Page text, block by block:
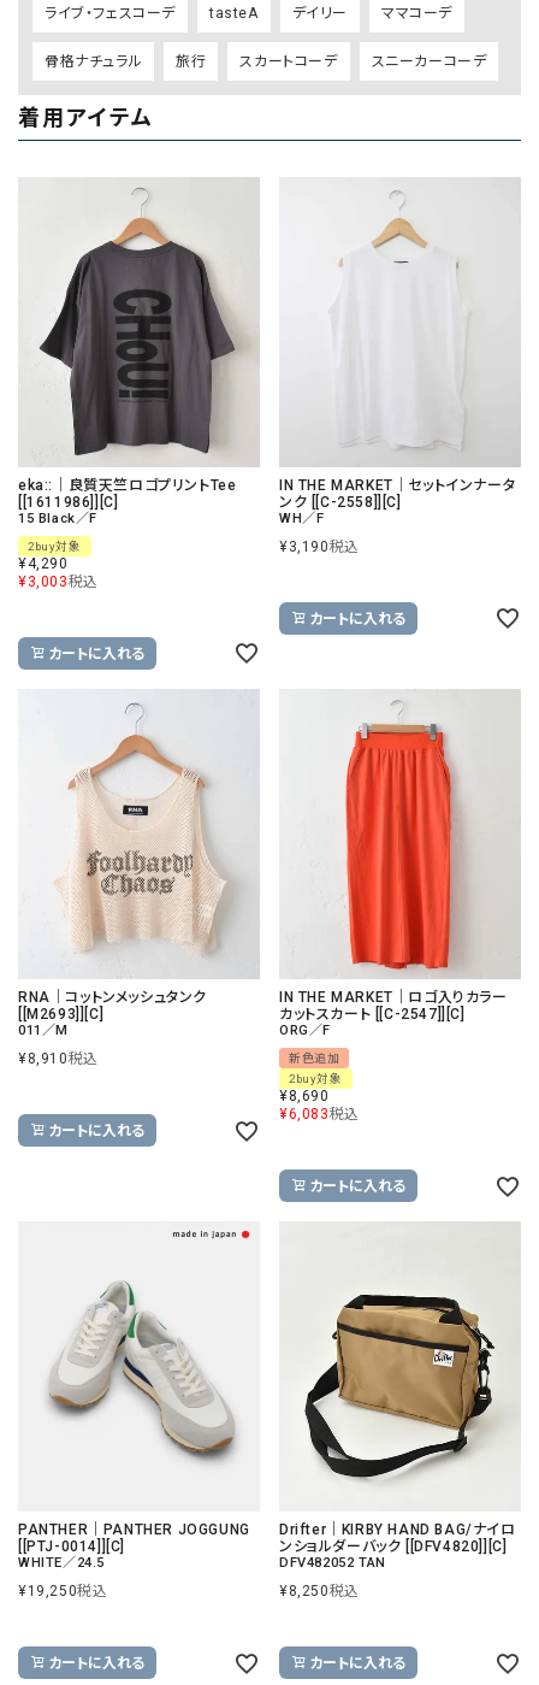
ライブ・フェスコーデ tasteA デイリー ママコーデ
骨格ナチュラル 旅行 スカートコーデ スニーカーコーデ
着用アイテム
eka::｜良質天竺ロゴプリントTee
[[1611986]][C]
15 Black／F
2buy対象
¥4,290
¥3,003税込
カートに入れる
IN THE MARKET｜セットインナータ
ンク [[C-2558]][C]
WH／F
¥3,190税込
カートに入れる
RNA｜コットンメッシュタンク
[[M2693]][C]
011／M
¥8,910税込
カートに入れる
IN THE MARKET｜ロゴ入りカラー
カットスカート [[C-2547]][C]
ORG／F
新色追加
2buy対象
¥8,690
¥6,083税込
カートに入れる
PANTHER｜PANTHER JOGGUNG
[[PTJ-0014]][C]
WHITE／24.5
¥19,250税込
カートに入れる
Drifter｜KIRBY HAND BAG/ナイロ
ンショルダーバック [[DFV4820]][C]
DFV482052 TAN
¥8,250税込
カートに入れる